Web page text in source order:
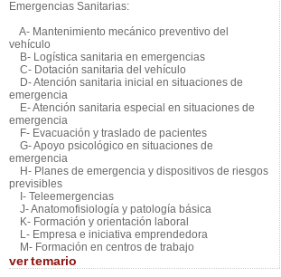
Emergencias Sanitarias:
A- Mantenimiento mecánico preventivo del
vehículo
B- Logística sanitaria en emergencias
C- Dotación sanitaria del vehículo
D- Atención sanitaria inicial en situaciones de
emergencia
E- Atención sanitaria especial en situaciones de
emergencia
F- Evacuación y traslado de pacientes
G- Apoyo psicológico en situaciones de
emergencia
H- Planes de emergencia y dispositivos de riesgos
previsibles
I- Teleemergencias
J- Anatomofisiología y patología básica
K- Formación y orientación laboral
L- Empresa e iniciativa emprendedora
M- Formación en centros de trabajo
vertemario